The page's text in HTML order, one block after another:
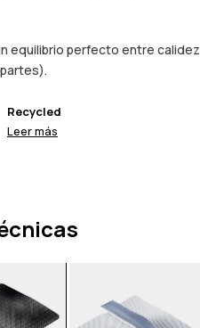
equilibrio perfecto entre calidez
Recycled
Leer más